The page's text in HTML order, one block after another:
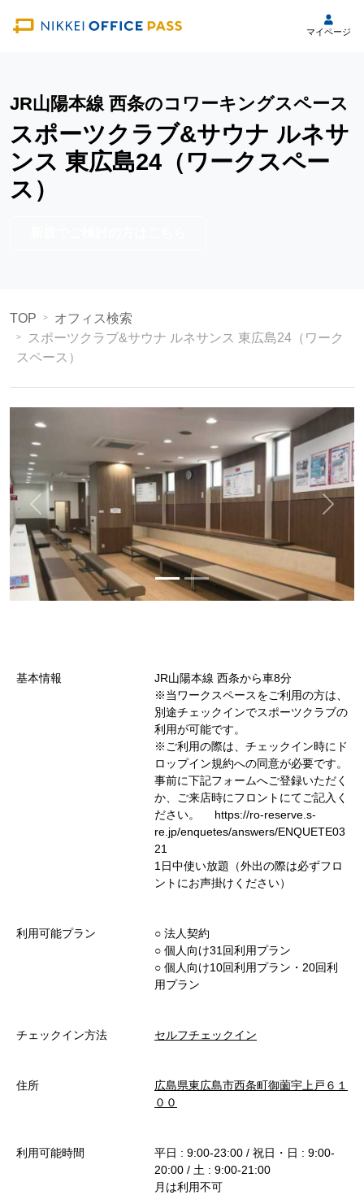
マイページ
JR山陽本線 西条のコワーキングスペース
スポーツクラブ&サウナ ルネサ
ンス 東広島24（ワークスペー
ス）
TOP
オフィス検索
スポーツクラブ&サウナ ルネサンス 東広島24（ワーク
スペース）
基本情報
JR山陽本線 西条から車8分
※当ワークスペースをご利用の方は、
別途チェックインでスポーツクラブの
利用が可能です。
※ご利用の際は、チェックイン時にド
ロップイン規約への同意が必要です。
事前に下記フォームへご登録いただく
か、ご来店時にフロントにてご記入く
ださい。 https://ro-reserve.s-
re.jp/enquetes/answers/ENQUETE03
21
1日中使い放題（外出の際は必ずフロ
ントにお声掛けください）
利用可能プラン
○︎ 法人契約
○︎ 個人向け31回利用プラン
○︎ 個人向け10回利用プラン・20回利
用プラン
チェックイン方法 セルフチェックイン
住所
広島県東広島市西条町御薗宇上戸６１
００
利用可能時間
平日 : 9:00-23:00 / 祝日・日 : 9:00-
20:00 / 土 : 9:00-21:00
月は利用不可